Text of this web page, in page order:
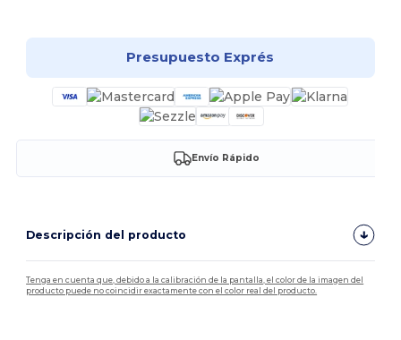
Presupuesto Exprés
Envío Rápido
Descripción del producto
Tenga en cuenta que, debido a la calibración de la pantalla, el color de la imagen del
producto puede no coincidir exactamente con el color real del producto.